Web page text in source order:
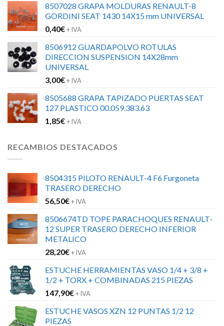
8507028 GRAPA MOLDURAS RENAULT-8
GORDINI SEAT 1430 14X15 mm UNIVERSAL
0,40€+ IVA
8506912 GUARDAPOLVO ROTULAS
DIRECCION SUSPENSION 14X28mm
UNIVERSAL
3,00€+ IVA
8505688 GRAPA TAPIZADO PUERTAS SEAT
127 PLASTICO 00.059.383.63
1,85€+ IVA
RECAMBIOS DESTACADOS
8504315 PILOTO RENAULT-4 F6 Furgoneta
TRASERO DERECHO
56,50€+ IVA
8506674TD TOPE PARACHOQUES RENAULT-
12 SUPER TRASERO DERECHO INFERIOR
METALICO
28,20€+ IVA
ESTUCHE HERRAMIENTAS VASO 1/4 + 3/8 +
1/2 + TORX + COMBINADAS 215 PIEZAS
147,90€+ IVA
ESTUCHE VASOS XZN 12 PUNTAS 1/2 12
PIEZAS